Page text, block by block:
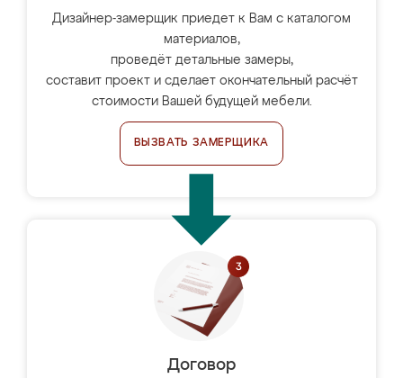
Дизайнер-замерщик приедет к Вам с каталогом
материалов,
проведёт детальные замеры,
составит проект и сделает окончательный расчёт
стоимости Вашей будущей мебели.
ВЫЗВАТЬ ЗАМЕРЩИКА
Договор